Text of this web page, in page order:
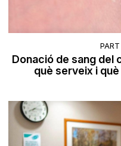
Donació de sang del
què serveix i